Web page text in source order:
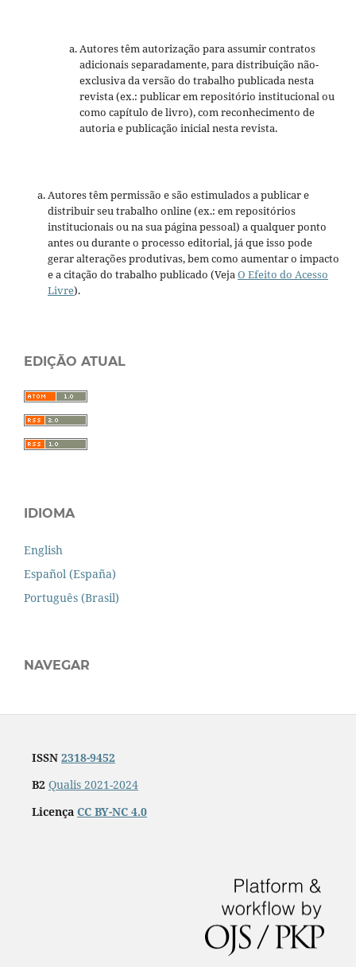
Autores têm autorização para assumir contratos
adicionais separadamente, para distribuição não-
exclusiva da versão do trabalho publicada nesta
revista (ex.: publicar em repositório institucional ou
como capítulo de livro), com reconhecimento de
autoria e publicação inicial nesta revista.
Autores têm permissão e são estimulados a publicar e
distribuir seu trabalho online (ex.: em repositórios
institucionais ou na sua página pessoal) a qualquer ponto
antes ou durante o processo editorial, já que isso pode
gerar alterações produtivas, bem como aumentar o impacto
e a citação do trabalho publicado (VejaO Efeito do Acesso
Livre).
EDIÇÃO ATUAL
IDIOMA
English
Español (España)
Português (Brasil)
NAVEGAR
ISSN 2318-9452
B2 Qualis 2021-2024
Licença CC BY-NC 4.0